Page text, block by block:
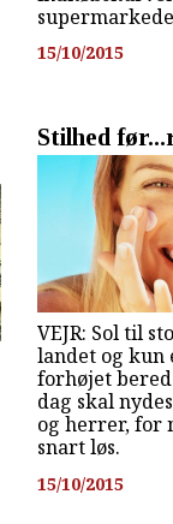
15/10/2015
Stilhed
VEJR: Sol til
landet og kun
forhøjet
dag skal
og herrer, for
snart løs.
15/10/2015